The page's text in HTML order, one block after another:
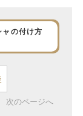
の付け方
次のページへ